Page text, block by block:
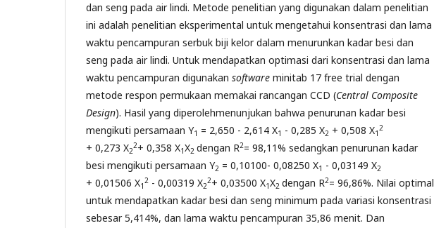
dan seng pada air lindi. Metode penelitian yang digunakan dalam penelitian
ini adalah penelitian eksperimental untuk mengetahui konsentrasi dan lama
waktu pencampuran serbuk biji kelor dalam menurunkan kadar besi dan
seng pada air lindi. Untuk mendapatkan optimasi dari konsentrasi dan lama
waktu pencampuran digunakan software minitab 17 free trial dengan
metode respon permukaan memakai rancangan CCD (Central Composite
Design). Hasil yang diperolehmenunjukan bahwa penurunan kadar besi
mengikuti persamaan Y1 = 2,650 - 2,614 X1 - 0,285 X2 + 0,508 X1
2
+ 0,273 X2
2+ 0,358 X1X2 dengan R2= 98,11% sedangkan penurunan kadar
besi mengikuti persamaan Y2 = 0,10100- 0,08250 X1 - 0,03149 X2
+ 0,01506 X1
2 - 0,00319 X2
2+ 0,03500 X1X2 dengan R2= 96,86%. Nilai optimal
untuk mendapatkan kadar besi dan seng minimum pada variasi konsentrasi
sebesar 5,414%, dan lama waktu pencampuran 35,86 menit. Dan